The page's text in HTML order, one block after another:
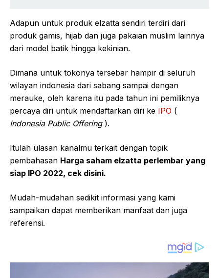
Adapun untuk produk elzatta sendiri terdiri dari
produk gamis, hijab dan juga pakaian muslim lainnya
dari model batik hingga kekinian.
Dimana untuk tokonya tersebar hampir di seluruh
wilayan indonesia dari sabang sampai dengan
merauke, oleh karena itu pada tahun ini pemiliknya
percaya diri untuk mendaftarkan diri ke IPO (
Indonesia Public Offering).
Itulah ulasan kanalmu terkait dengan topik
pembahasan Harga saham elzatta perlembar yang
siap IPO 2022, cek disini.
Mudah-mudahan sedikit informasi yang kami
sampaikan dapat memberikan manfaat dan juga
referensi.